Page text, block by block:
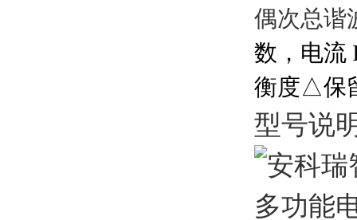
偶次总谐
数，电流
衡度△保
型号说